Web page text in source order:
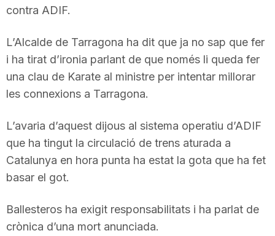
contra ADIF.
L’Alcalde de Tarragona ha dit que ja no sap que fer
i ha tirat d’ironia parlant de que només li queda fer
una clau de Karate al ministre per intentar millorar
les connexions a Tarragona.
L’avaria d’aquest dijous al sistema operatiu d’ADIF
que ha tingut la circulació de trens aturada a
Catalunya en hora punta ha estat la gota que ha fet
basar el got.
Ballesteros ha exigit responsabilitats i ha parlat de
crònica d’una mort anunciada.